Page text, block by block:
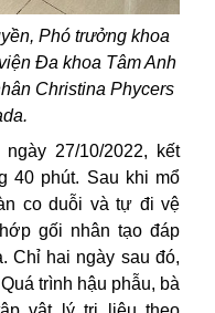
Phó trưởng khoa
Đa khoa Tâm Anh
Christina Phycers
27/10/2022, kết
40 phút. Sau khi mổ
co duỗi và tự đi vệ
gối nhân tạo đáp
Chỉ hai ngày sau đó,
trình hậu phẫu, bà